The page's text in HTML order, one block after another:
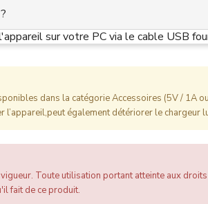
sur votre PC via le cable USB
dans la catégorie Accessoires (5V / 1A
l’appareil,peut également détériorer le
Toute utilisation portant atteinte aux
fait de ce produit.